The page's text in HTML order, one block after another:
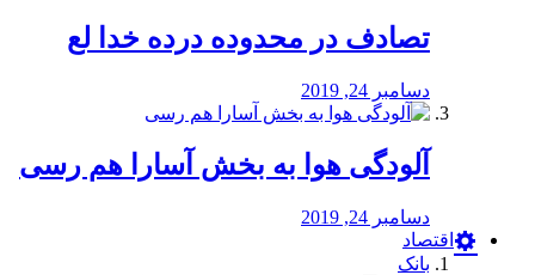
تصادف در محدوده درده خدا لع
دسامبر 24, 2019
آلودگی هوا به بخش آسارا هم رسی
دسامبر 24, 2019
اقتصاد
بانک